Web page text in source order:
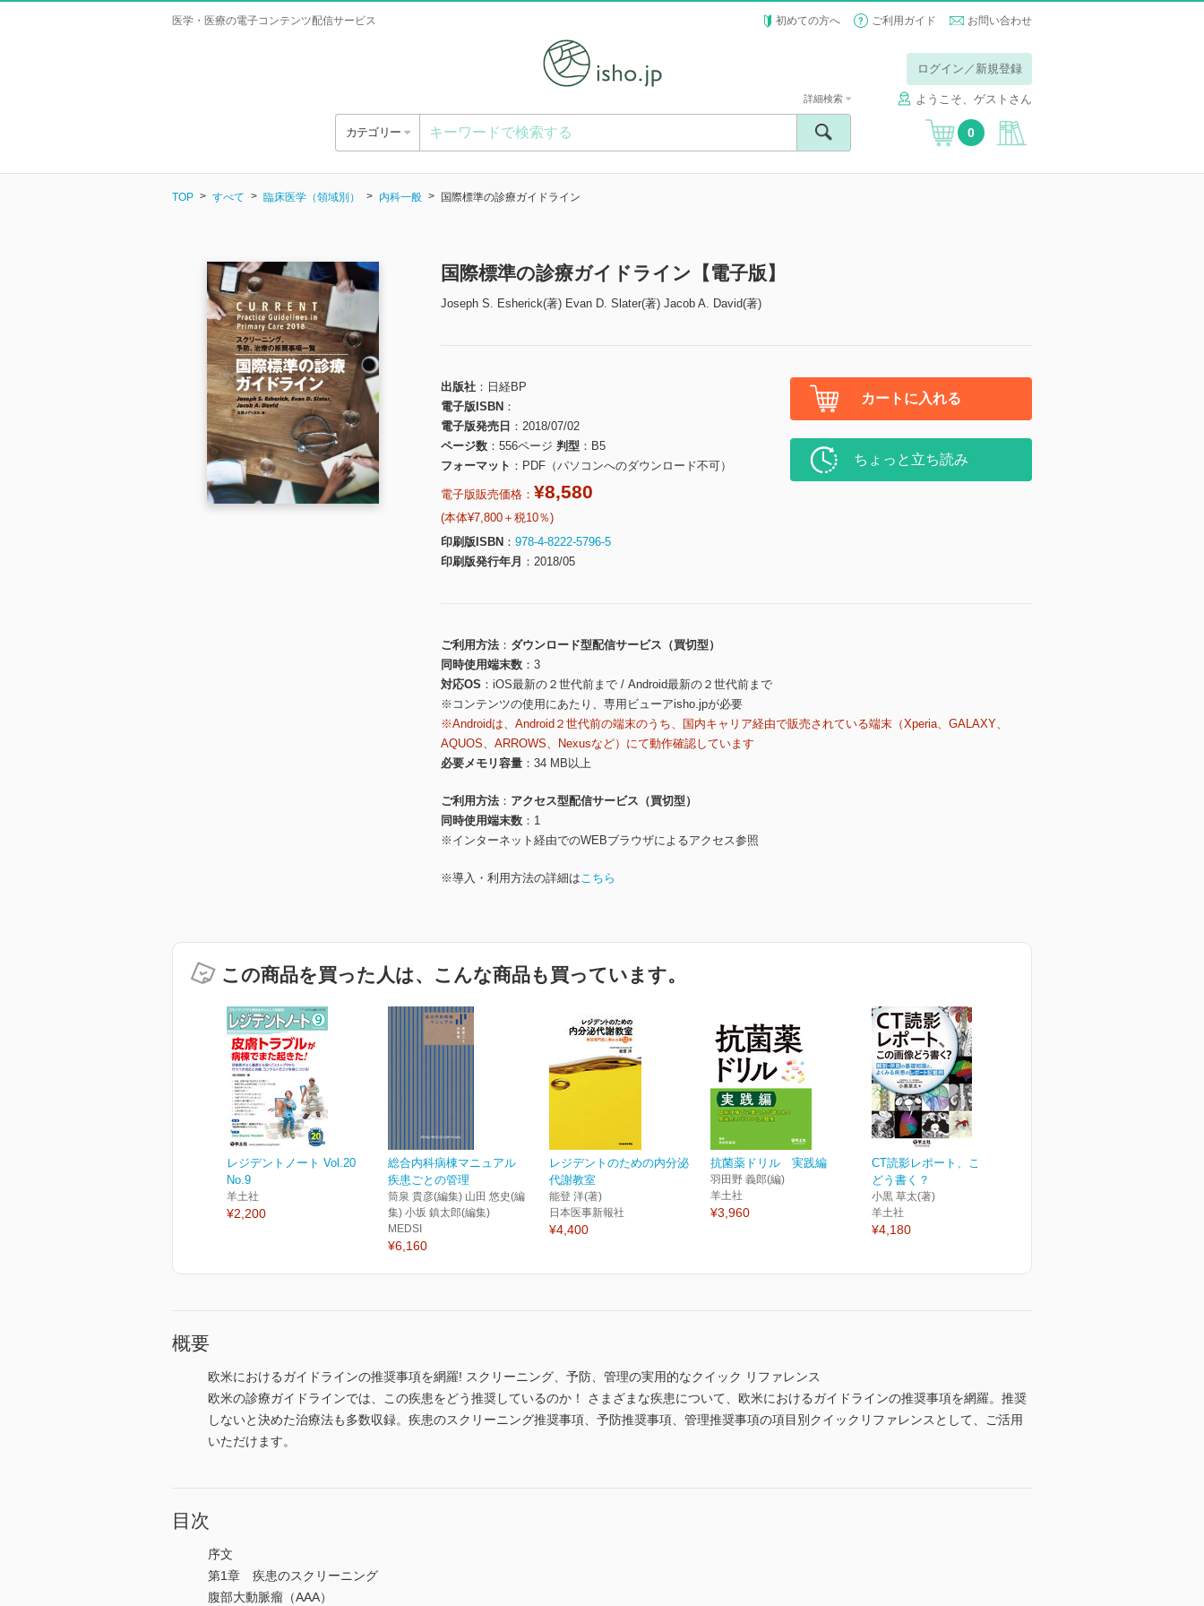
医学・医療の電子コンテンツ配信サービス 初めての方へ ご利用ガイド お問い合わせ
ログイン／新規登録
ようこそ、ゲストさん
カテゴリー
詳細検索
0
TOP すべて 臨床医学（領域別） 内科一般 国際標準の診療ガイドライン
国際標準の診療ガイドライン【電子版】
Joseph S. Esherick(著) Evan D. Slater(著) Jacob A. David(著)
出版社
日経BP
電子版ISBN
電子版発売日
2018/07/02
ページ数
556ページ 判型
B5
フォーマット
PDF（パソコンへのダウンロード不可）
電子版販売価格： ¥8,580
(本体¥7,800＋税10％)
印刷版ISBN
978-4-8222-5796-5
印刷版発行年月
2018/05
カートに入れる
ちょっと立ち読み
ご利用方法
ダウンロード型配信サービス（買切型）
同時使用端末数
3
対応OS
iOS最新の２世代前まで / Android最新の２世代前まで
※コンテンツの使用にあたり、専用ビューアisho.jpが必要
※Androidは、Android２世代前の端末のうち、国内キャリア経由で販売されている端末（Xperia、GALAXY、
AQUOS、ARROWS、Nexusなど）にて動作確認しています
必要メモリ容量
34 MB以上
ご利用方法
アクセス型配信サービス（買切型）
同時使用端末数
1
※インターネット経由でのWEBブラウザによるアクセス参照
※導入・利用方法の詳細はこちら
この商品を買った人は、こんな商品も買っています。
レジデントノート Vol.20
No.9
羊土社
¥2,200
総合内科病棟マニュアル
疾患ごとの管理
筒泉 貴彦(編集) 山田 悠史(編
集) 小坂 鎮太郎(編集)
MEDSI
¥6,160
レジデントのための内分泌
代謝教室
能登 洋(著)
日本医事新報社
¥4,400
抗菌薬ドリル 実践編
羽田野 義郎(編)
羊土社
¥3,960
CT読影レポート、この画像
どう書く？
小黒 草太(著)
羊土社
¥4,180
概要
欧米におけるガイドラインの推奨事項を網羅! スクリーニング、予防、管理の実用的なクイック リファレンス
欧米の診療ガイドラインでは、この疾患をどう推奨しているのか！ さまざまな疾患について、欧米におけるガイドラインの推奨事項を網羅。推奨
しないと決めた治療法も多数収録。疾患のスクリーニング推奨事項、予防推奨事項、管理推奨事項の項目別クイックリファレンスとして、ご活用
いただけます。
目次
序文
第1章 疾患のスクリーニング
腹部大動脈瘤（AAA）